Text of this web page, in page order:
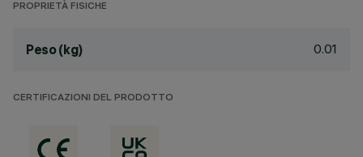
PROPRIETÀ FISICHE
Peso (kg) 0.01
CERTIFICAZIONI DEL PRODOTTO